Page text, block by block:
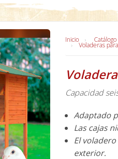
Inicio Catálogo
Voladeras
Capacidad
Adaptado
Las cajas
El
exterior.